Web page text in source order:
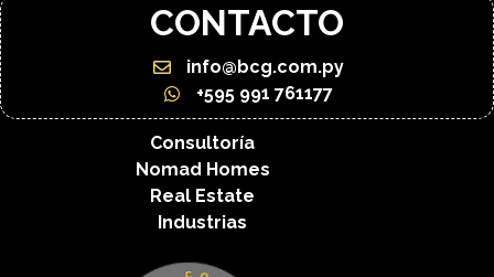
CONTACTO
info@bcg.com.py
+595 991 761177
Consultoría
Nomad Homes
Real Estate
Industrias